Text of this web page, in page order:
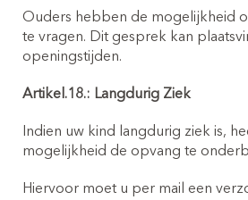
Ouders hebben de mogelijkheid
te vragen. Dit gesprek kan
openingstijden.
Artikel.18.: Langdurig Ziek
Indien uw kind langdurig ziek is,
mogelijkheid de opvang te
Hiervoor moet u per mail een